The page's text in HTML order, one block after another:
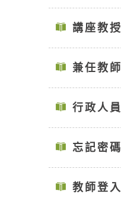
講座教授
兼任教師
行政人員
忘記密碼
教師登入